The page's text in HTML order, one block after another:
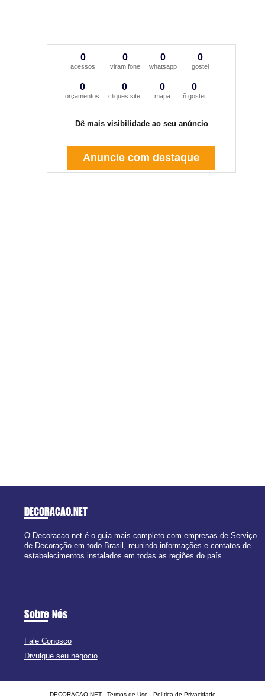
0
acessos
0
viram fone
0
whatsapp
0
gostei
0
orçamentos
0
cliques site
0
mapa
0
ñ gostei
Dê mais visibilidade ao seu anúncio
Anuncie com destaque
DECORACAO.NET
O Decoracao.net é o guia mais completo com empresas de Serviço
de Decoração em todo Brasil, reunindo informações e contatos de
estabelecimentos instalados em todas as regiões do país.
Sobre Nós
Fale Conosco
Divulgue seu négocio
DECORACAO.NET - Termos de Uso- Política de Privacidade